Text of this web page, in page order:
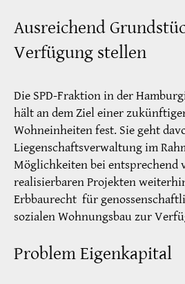
Ausreichend
Verfügung stellen
Die SPD-Fraktion in der
hält an dem Ziel einer
Wohneinheiten fest. Sie geht
Liegenschaftsverwaltung im
Möglichkeiten bei entsprechend
realisierbaren Projekten
Erbbaurecht für
sozialen Wohnungsbau zur
Problem Eigenkapital